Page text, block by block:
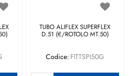
TUBO ALIFLEX SUPERFLEX
D.51 (€/ROTOLO MT.50)
Codice: FITTSPI50G